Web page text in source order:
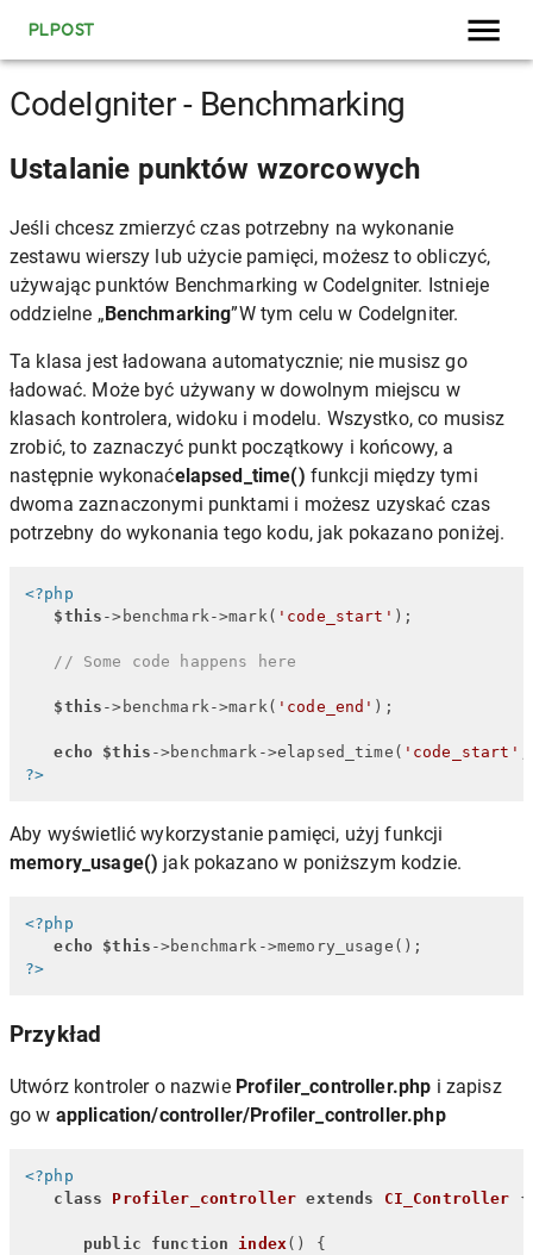
PLPOST
CodeIgniter - Benchmarking
Ustalanie punktów wzorcowych
Jeśli chcesz zmierzyć czas potrzebny na wykonanie
zestawu wierszy lub użycie pamięci, możesz to obliczyć,
używając punktów Benchmarking w CodeIgniter. Istnieje
oddzielne „Benchmarking”W tym celu w CodeIgniter.
Ta klasa jest ładowana automatycznie; nie musisz go
ładować. Może być używany w dowolnym miejscu w
klasach kontrolera, widoku i modelu. Wszystko, co musisz
zrobić, to zaznaczyć punkt początkowy i końcowy, a
następnie wykonaćelapsed_time() funkcji między tymi
dwoma zaznaczonymi punktami i możesz uzyskać czas
potrzebny do wykonania tego kodu, jak pokazano poniżej.
<?php
$this ->benchmark->mark( 'code_start' );
// Some code happens here
$this ->benchmark->mark( 'code_end' );
echo $this ->benchmark->elapsed_time( 'code_start'
?>
Aby wyświetlić wykorzystanie pamięci, użyj funkcji
memory_usage() jak pokazano w poniższym kodzie.
<?php
echo $this
?>
Przykład
Utwórz kontroler o nazwie Profiler_controller.php i zapisz
go w application/controller/Profiler_controller.php
<?php
class
Profiler_controller extends CI_Controller {
public function index( ) {